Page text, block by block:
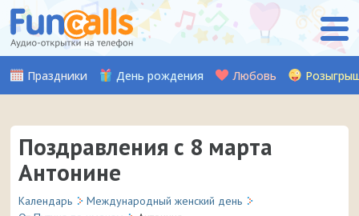
Праздники День рождения Любовь
Поздравления с 8 марта
Антонине
Календарь
Международный женский день